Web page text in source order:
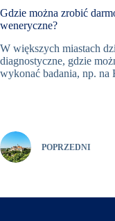
Gdzie można zrobić
weneryczne?
W większych miastach
diagnostyczne, gdzie
wykonać badania, np. na
POPRZEDNI